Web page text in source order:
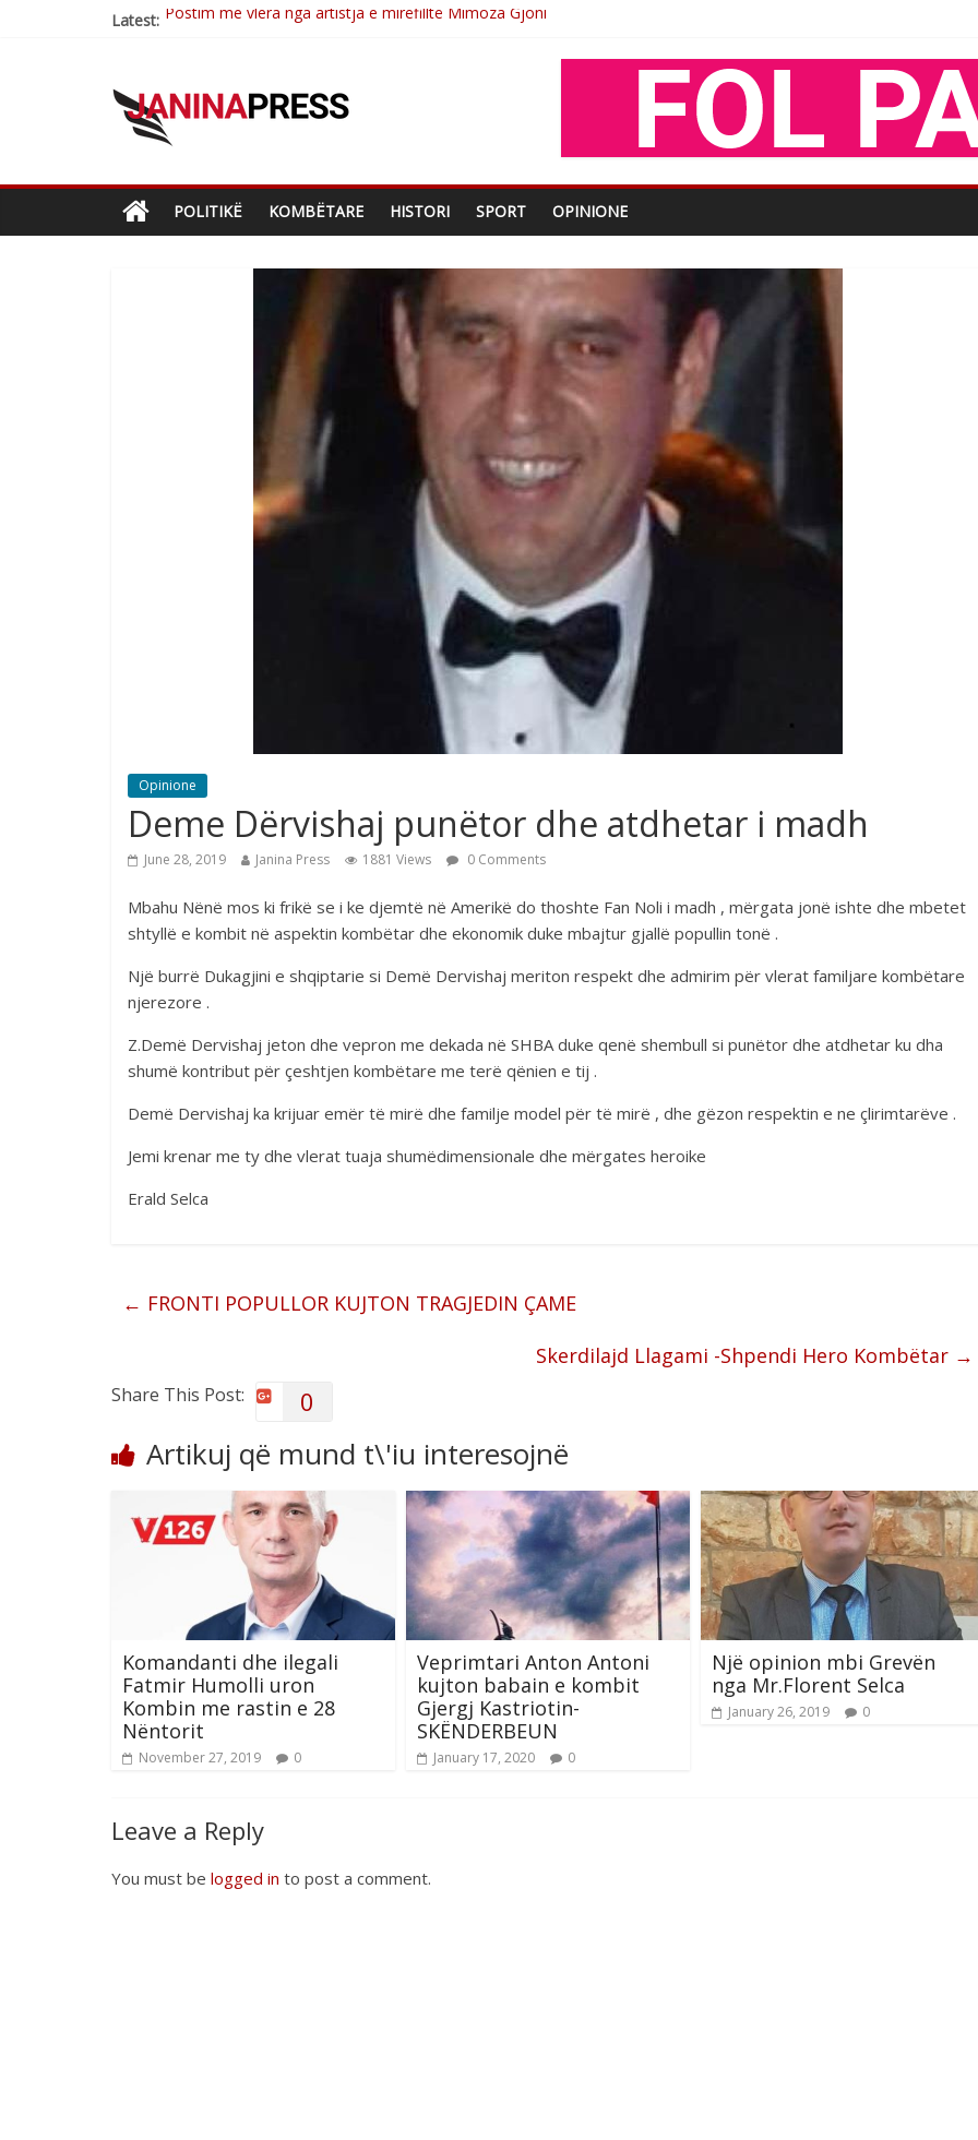
Latest: Nga poetja atdhetare Kumrie Shala -BOLL MO
Çlirimtari Mentor Mushkolaj nderohet me mirenjohje nga Xhevdet Qeriqi Dega e invalidëve në Fushë Kosovë
POLITIKË KOMBËTARE HISTORI SPORT OPINIONE
Opinione
Deme Dërvishaj punëtor dhe atdhetar i madh
June 28, 2019 Janina Press 1881 Views 0 Comments
Mbahu Nënë mos ki frikë se i ke djemtë në Amerikë do thoshte Fan Noli i madh , mërgata jonë ishte dhe mbetet
shtyllë e kombit në aspektin kombëtar dhe ekonomik duke mbajtur gjallë popullin tonë .
Një burrë Dukagjini e shqiptarie si Demë Dervishaj meriton respekt dhe admirim për vlerat familjare kombëtare
njerezore .
Z.Demë Dervishaj jeton dhe vepron me dekada në SHBA duke qenë shembull si punëtor dhe atdhetar ku dha
shumë kontribut për çeshtjen kombëtare me terë qënien e tij .
Demë Dervishaj ka krijuar emër të mirë dhe familje model për të mirë , dhe gëzon respektin e ne çlirimtarëve .
Jemi krenar me ty dhe vlerat tuaja shumëdimensionale dhe mërgates heroike
Erald Selca
← FRONTI POPULLOR KUJTON TRAGJEDIN ÇAME
Skerdilajd Llagami -Shpendi Hero Kombëtar →
Share This Post: 0
Artikuj që mund t\'iu interesojnë
Komandanti dhe ilegali
Fatmir Humolli uron
Kombin me rastin e 28
Nëntorit
November 27, 2019 0
Veprimtari Anton Antoni
kujton babain e kombit
Gjergj Kastriotin-
SKËNDERBEUN
January 17, 2020 0
Një opinion mbi Grevën
nga Mr.Florent Selca
January 26, 2019 0
Leave a Reply
You must be logged in to post a comment.